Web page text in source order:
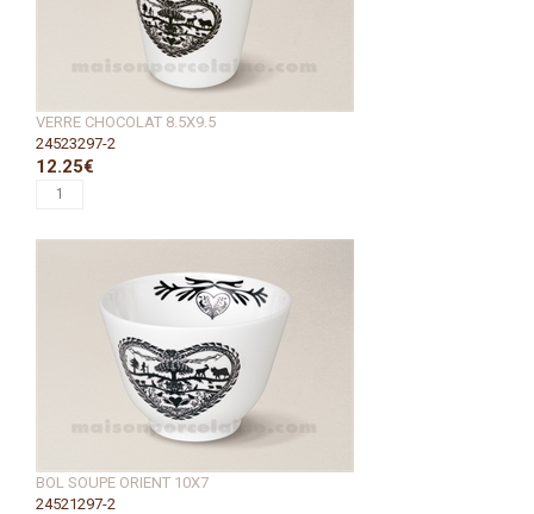
VERRE CHOCOLAT 8.5X9.5
24523297-2
12.25€
BOL SOUPE ORIENT 10X7
24521297-2